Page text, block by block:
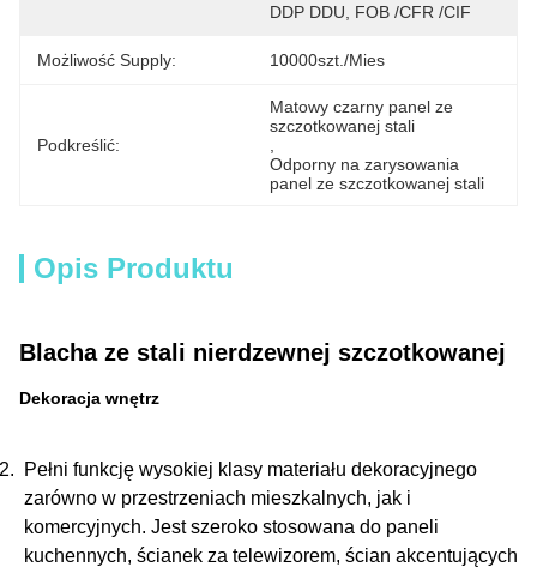
DDP DDU, FOB /CFR /CIF
Możliwość Supply: 10000szt./mies
Podkreślić:
Matowy czarny panel ze
szczotkowanej stali
Odporny na zarysowania
panel ze szczotkowanej stali
Opis Produktu
Blacha ze stali nierdzewnej szczotkowanej
Dekoracja wnętrz
Pełni funkcję wysokiej klasy materiału dekoracyjnego
zarówno w przestrzeniach mieszkalnych, jak i
komercyjnych. Jest szeroko stosowana do paneli
kuchennych, ścianek za telewizorem, ścian akcentujących